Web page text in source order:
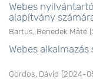
Webes
alapítvány
Bartus, Benedek Máté (
Webes
Gordos, Dávid (2024-